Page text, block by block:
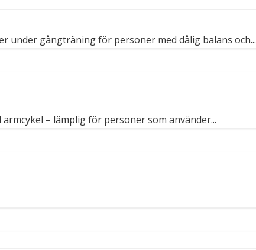
under gångträning för personer med dålig balans och...
– lämplig för personer som använder...